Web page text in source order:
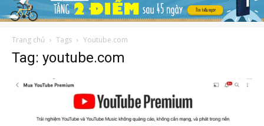
Trang chủ Tags Youtube.com
Tag: youtube.com